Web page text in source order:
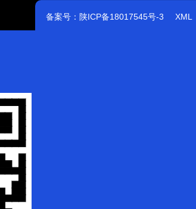
备案号： 陕ICP备18017545号-3 XML